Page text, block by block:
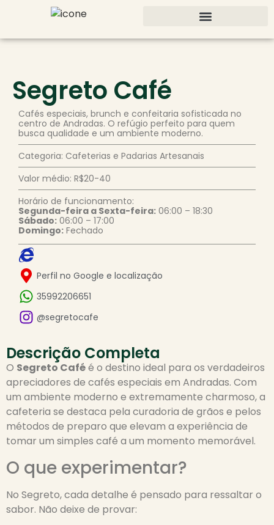
Segreto Café
Cafés especiais, brunch e confeitaria sofisticada no
centro de Andradas. O refúgio perfeito para quem
busca qualidade e um ambiente moderno.
Categoria: Cafeterias e Padarias Artesanais
Valor médio: R$20-40
Horário de funcionamento:
Segunda-feira a Sexta-feira: 06:00 – 18:30
Sábado: 06:00 – 17:00
Domingo: Fechado
Perfil no Google e localização
35992206651
@segretocafe
Descrição Completa
O Segreto Caféé o destino ideal para os verdadeiros
apreciadores de cafés especiais em Andradas. Com
um ambiente moderno e extremamente charmoso, a
cafeteria se destaca pela curadoria de grãos e pelos
métodos de preparo que elevam a experiência de
tomar um simples café a um momento memorável.
O que experimentar?
No Segreto, cada detalhe é pensado para ressaltar o
sabor. Não deixe de provar: